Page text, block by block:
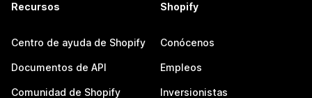
Recursos
Centro de ayuda de Shopify
Documentos de API
Comunidad de Shopify
Shopify
Conócenos
Empleos
Inversionistas